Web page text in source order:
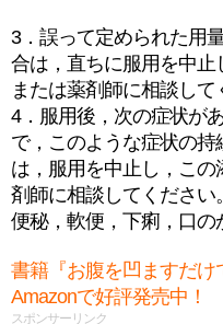
3．誤って定められた用
合は，直ちに服用を中
または薬剤師に相談して
4．服用後，次の症状が
で，このような症状の
は，服用を中止し，こ
剤師に相談してください。
便秘，軟便，下痢，口の
書籍『お腹を凹ますだ
Amazonで好評発売中！
スポンサーリンク